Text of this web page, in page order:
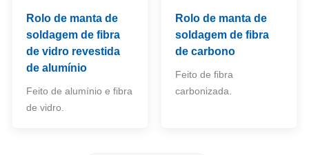
Rolo de manta de
soldagem de fibra
de vidro revestida
de alumínio
Feito de alumínio e fibra
de vidro.
Rolo de manta de
soldagem de fibra
de carbono
Feito de fibra
carbonizada.